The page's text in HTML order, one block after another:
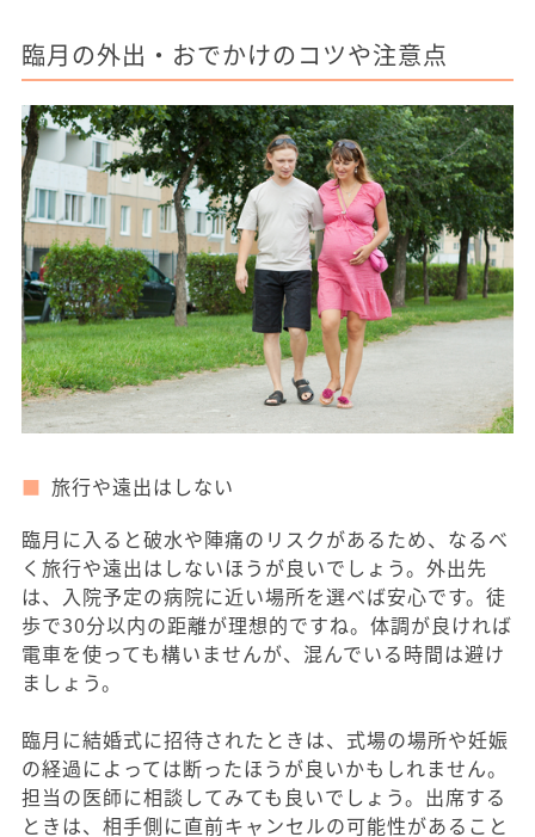
臨月の外出・おでかけのコツや注意点
旅行や遠出はしない
臨月に入ると破水や陣痛のリスクがあるため、なるべ
く旅行や遠出はしないほうが良いでしょう。外出先
は、入院予定の病院に近い場所を選べば安心です。徒
歩で30分以内の距離が理想的ですね。体調が良ければ
電車を使っても構いませんが、混んでいる時間は避け
ましょう。
臨月に結婚式に招待されたときは、式場の場所や妊娠
の経過によっては断ったほうが良いかもしれません。
担当の医師に相談してみても良いでしょう。出席する
ときは、相手側に直前キャンセルの可能性があること